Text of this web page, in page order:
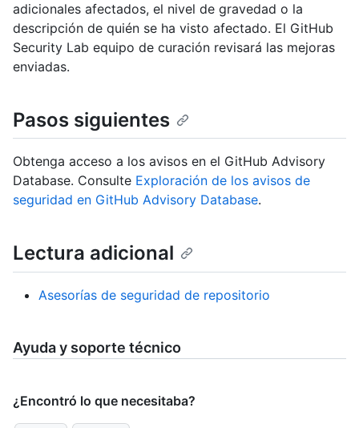
adicionales afectados, el nivel de gravedad o la
descripción de quién se ha visto afectado. El GitHub
Security Lab equipo de curación revisará las mejoras
enviadas.
Pasos siguientes
Obtenga acceso a los avisos en el GitHub Advisory
Database. Consulte Exploración de los avisos de
seguridad en GitHub Advisory Database.
Lectura adicional
Asesorías de seguridad de repositorio
Ayuda y soporte técnico
¿Encontró lo que necesitaba?